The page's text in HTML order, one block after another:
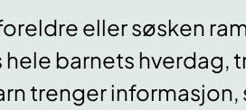
eller søsken
hele barnets hverdag,
trenger